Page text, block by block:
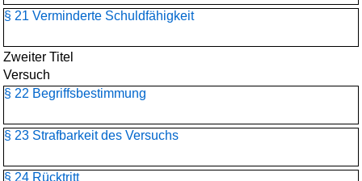
§ 21 Verminderte Schuldfähigkeit
Zweiter Titel
Versuch
§ 22 Begriffsbestimmung
§ 23 Strafbarkeit des Versuchs
§ 24 Rücktritt